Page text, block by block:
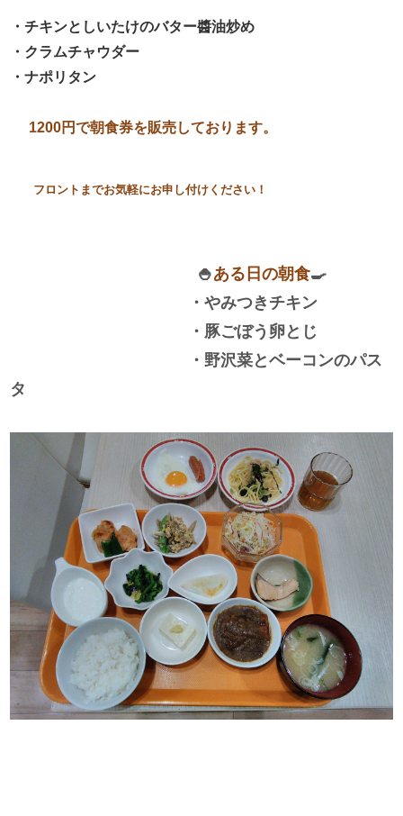
・チキンとしいたけのバター醬油炒め
・クラムチャウダー
・ナポリタン
1200円で朝食券を販売しております。
フロントまでお気軽にお申し付けください！
​​​🍚ある日の朝食🍳
・やみつきチキン
・豚ごぼう卵とじ
・野沢菜とベーコンのパス
タ